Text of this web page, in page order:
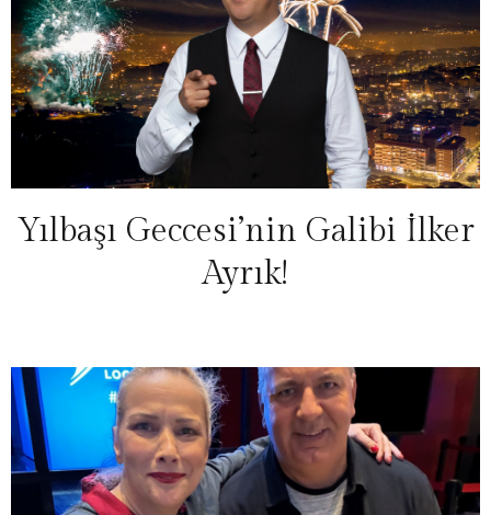
Yılbaşı Geccesi’nin Galibi İlker
Ayrık!